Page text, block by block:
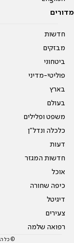
מדורים
חדשות
מבזקים
ביטחוני
פוליטי-מדיני
בארץ
בעולם
משפט ופלילים
כלכלה ונדל"ן
דעות
חדשות המגזר
אוכל
כיפה שחורה
דיגיטל
צעירים
רפואה שלמה
© כל